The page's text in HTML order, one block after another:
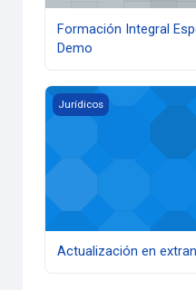
Formación Integral
Demo
Actualización en
Jurídicos
Actualización en